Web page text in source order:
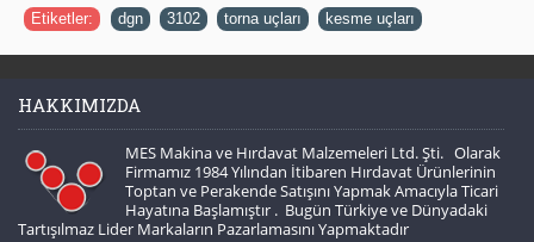
Etiketler: dgn 3102 torna uçları kesme uçları
HAKKIMIZDA
MES Makina ve Hırdavat Malzemeleri Ltd. Şti. Olarak
Firmamız 1984 Yılından İtibaren Hırdavat Ürünlerinin
Toptan ve Perakende Satışını Yapmak Amacıyla Ticari
Hayatına Başlamıştır . Bugün Türkiye ve Dünyadaki
Tartışılmaz Lider Markaların Pazarlamasını Yapmaktadır